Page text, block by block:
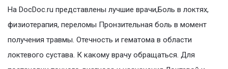
На DocDoc.ru представлены лучшие врачи,Боль в локтях,
физиотерапия, переломы Пронзительная боль в момент
получения травмы. Отечность и гематома в области
локтевого сустава. К какому врачу обращаться. Для